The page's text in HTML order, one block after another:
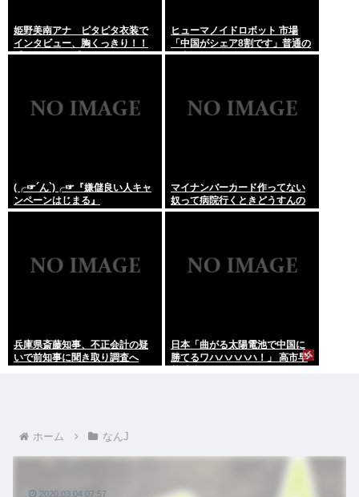
姫野美南アナ ピタピタ衣装で
インタビュー、胸くっきり！！
【GIF動画あり】
ヒューマノイドロボット 市場
「中国がシェア8割です」普通の
日本人怒りのフェイクニュース
(╭☞´ん`)╭☞『嫌儲良い人キャ
ンペーンはじまる』
マイナンバーカード作ってない
奴って病院行くときどうすんの
兵庫県斎藤知事、不正会計の疑
いで前知事に聞き取り調査へ
日本「曲がる太陽電池で中国に
勝てるワハハハハハ！」 高市早
ホーム なんJ
2020.03.04 07:57